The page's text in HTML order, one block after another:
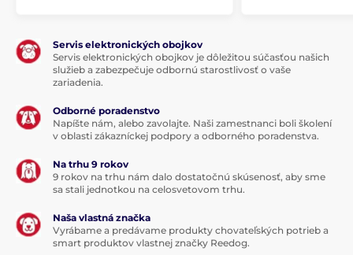
Servis elektronických obojkov
Servis elektronických obojkov je dôležitou súčasťou našich
služieb a zabezpečuje odbornú starostlivosť o vaše
zariadenia.
Odborné poradenstvo
Napíšte nám, alebo zavolajte. Naši zamestnanci boli školení
v oblasti zákazníckej podpory a odborného poradenstva.
Na trhu 9 rokov
9 rokov na trhu nám dalo dostatočnú skúsenosť, aby sme
sa stali jednotkou na celosvetovom trhu.
Naša vlastná značka
Vyrábame a predávame produkty chovateľských potrieb a
smart produktov vlastnej značky Reedog.